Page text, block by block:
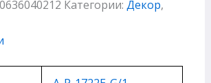
Категории: Декор,